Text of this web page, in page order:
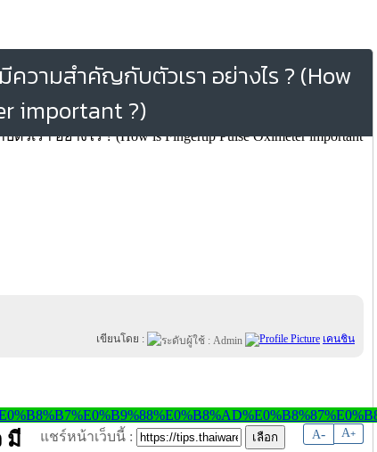
วามสำคัญกับตัวเรา อย่างไร ? (How
important ?)
เขียนโดย :
เคนชิน
A- A+
แชร์หน้าเว็บนี้ :
มี